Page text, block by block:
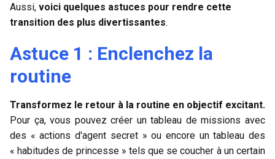
Aussi, voici quelques astuces pour rendre cette
transition des plus divertissantes.
Astuce 1 : Enclenchez la
routine
Transformez le retour à la routine en objectif excitant.
Pour ça, vous pouvez créer un tableau de missions avec
des « actions d'agent secret » ou encore un tableau des
« habitudes de princesse » tels que se coucher à un certain